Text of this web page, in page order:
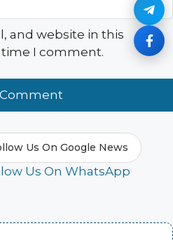
and website in this
I comment.
Us On Google News
Us On WhatsApp